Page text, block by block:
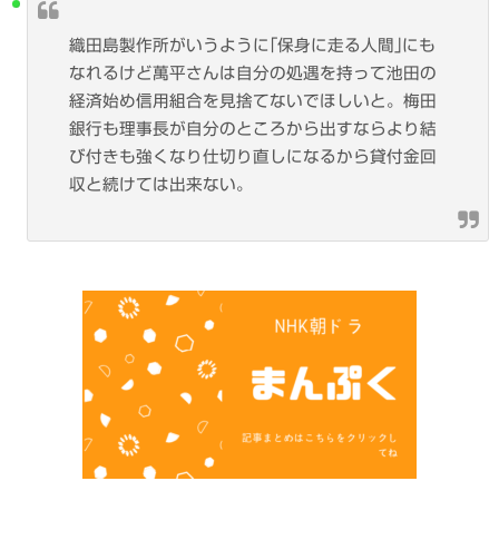
織田島製作所がいうように｢保身に走る人間｣にも
なれるけど萬平さんは自分の処遇を持って池田の
経済始め信用組合を見捨てないでほしいと。梅田
銀行も理事長が自分のところから出すならより結
び付きも強くなり仕切り直しになるから貸付金回
収と続けては出来ない。